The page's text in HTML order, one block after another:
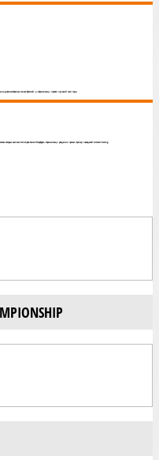
довольствовалась только бронзой, а «Броненосец» провел лучший этап года.
которых экипаж Яхт-клуба Санкт-Петербурга «Броненосец» разделил третью строчку с шведской Artemis Racing.